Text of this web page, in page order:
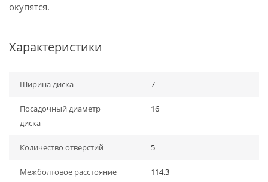
окупятся.
Характеристики
Ширина диска 7
Посадочный диаметр
диска
16
Количество отверстий 5
Межболтовое расстояние 114.3